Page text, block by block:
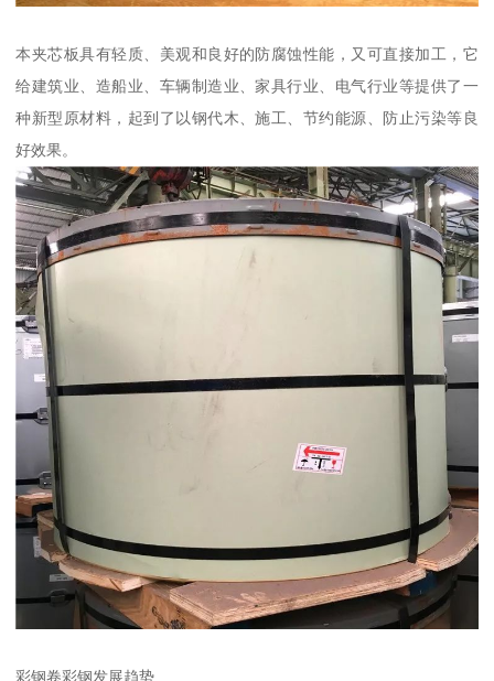
本夹芯板具有轻质、美观和良好的防腐蚀性能，又可直接加工，它
给建筑业、造船业、车辆制造业、家具行业、电气行业等提供了一
种新型原材料，起到了以钢代木、施工、节约能源、防止污染等良
好效果。
彩钢卷彩钢发展趋势